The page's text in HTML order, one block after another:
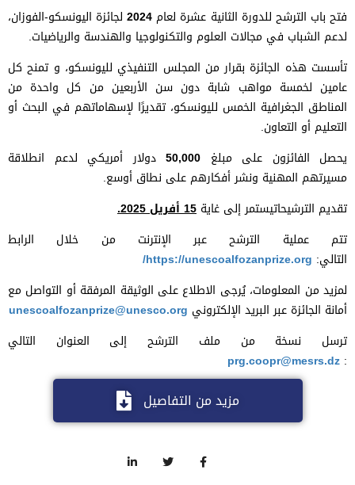
فتح باب الترشح للدورة الثانية عشرة لعام2024
لجائزة اليونسكو-الفوزان،
لدعم الشباب في مجالات العلوم والتكنولوجيا والهندسة والرياضيات.
تأسست هذه الجائزة بقرار من المجلس التنفيذي لليونسكو، و تمنح كل
عامين لخمسة مواهب شابة دون سن الأربعين من كل واحدة من
المناطق الجغرافية الخمس لليونسكو، تقديرًا لإسهاماتهم في البحث أو
التعليم أو التعاون.
يحصل الفائزون على مبلغ
دولار أمريكي لدعم انطلاقة
مسيرتهم المهنية ونشر أفكارهم على نطاق أوسع.
تقديم الترشيحاتيستمر إلى غاية 15 أفريل 2025
.
تتم عملية الترشح عبر الإنترنت من خلال الرابط
التالي: https://unescoalfozanprize.org/
لمزيد من المعلومات، يُرجى الاطلاع على الوثيقة المرفقة أو التواصل مع
أمانة الجائزة عبر البريد الإلكتروني unescoalfozanprize@unesco.org
ترسل نسخة من ملف الترشح إلى العنوان التالي
:
prg.coopr@mesrs.dz
مزيد من التفاصيل